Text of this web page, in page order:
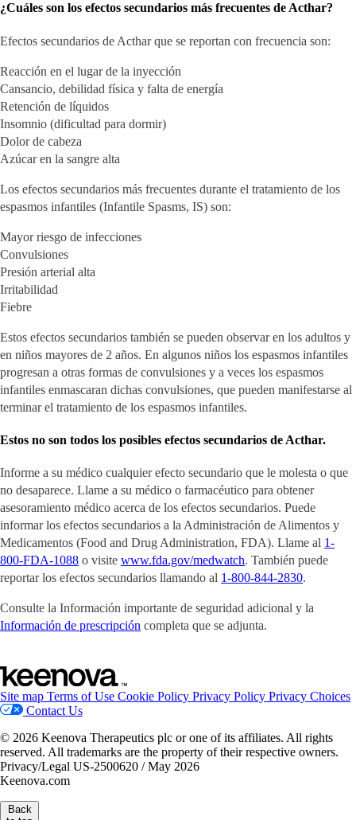
¿Cuáles son los efectos secundarios más frecuentes de Acthar?
Efectos secundarios de Acthar que se reportan con frecuencia son:
Reacción en el lugar de la inyección
Cansancio, debilidad física y falta de energía
Retención de líquidos
Insomnio (dificultad para dormir)
Dolor de cabeza
Azúcar en la sangre alta
Los efectos secundarios más frecuentes durante el tratamiento de los
espasmos infantiles (Infantile Spasms, IS) son:
Mayor riesgo de infecciones
Convulsiones
Presión arterial alta
Irritabilidad
Fiebre
Estos efectos secundarios también se pueden observar en los adultos y
en niños mayores de 2 años. En algunos niños los espasmos infantiles
progresan a otras formas de convulsiones y a veces los espasmos
infantiles enmascaran dichas convulsiones, que pueden manifestarse al
terminar el tratamiento de los espasmos infantiles.
Estos no son todos los posibles efectos secundarios de Acthar.
Informe a su médico cualquier efecto secundario que le molesta o que
no desaparece. Llame a su médico o farmacéutico para obtener
asesoramiento médico acerca de los efectos secundarios. Puede
informar los efectos secundarios a la Administración de Alimentos y
Medicamentos (Food and Drug Administration, FDA). Llame al 1-
800-FDA-1088 o visite www.fda.gov/medwatch. También puede
reportar los efectos secundarios llamando al 1-800-844-2830.
Consulte la Información importante de seguridad adicional y la
Información de prescripción completa que se adjunta.
Site map Terms of Use Cookie Policy Privacy Policy Privacy Choices
Contact Us
© 2026 Keenova Therapeutics plc or one of its affiliates. All rights
reserved. All trademarks are the property of their respective owners.
Privacy/Legal US-2500620 / May 2026
Keenova.com
Back